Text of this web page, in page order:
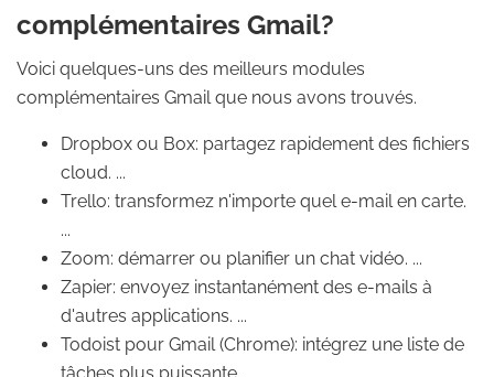
complémentaires Gmail?
Voici quelques-uns des meilleurs modules
complémentaires Gmail que nous avons trouvés.
Dropbox ou Box: partagez rapidement des fichiers
cloud. ...
Trello: transformez n'importe quel e-mail en carte.
...
Zoom: démarrer ou planifier un chat vidéo. ...
Zapier: envoyez instantanément des e-mails à
d'autres applications. ...
Todoist pour Gmail (Chrome): intégrez une liste de